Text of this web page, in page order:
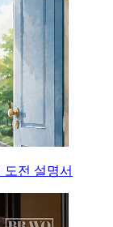
도전 설명서